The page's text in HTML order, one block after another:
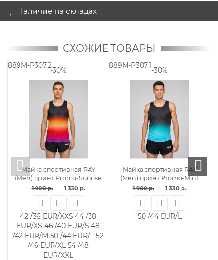
Наличие на складах
СХОЖИЕ ТОВАРЫ
889M-P307.2
-30%
Майка спортивная RAY
(Men) принт Promo-Sunrise
1 900 р. 1 330 р.
42 /36 EUR/XXS 44 /38
EUR/XS 46 /40 EUR/S 48
/42 EUR/M 50 /44 EUR/L 52
/46 EUR/XL 54 /48
EUR/XXL
889M-P307.1
-30%
Майка спортивная RAY
(Men) принт Promo-Mint
1 900 р. 1 330 р.
50 /44 EUR/L